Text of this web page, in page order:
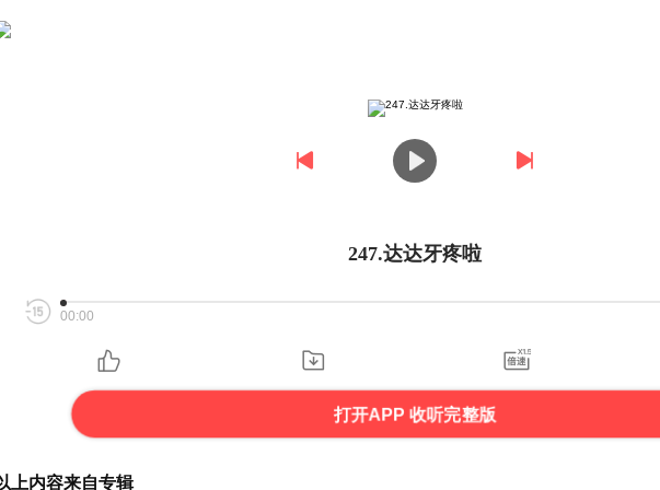
247.达达牙疼啦
00:00
打开APP 收听完整版
上内容来自专辑